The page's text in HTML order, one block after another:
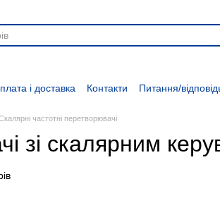
і доставка Контакти Питання/
Блог Політика конфіденційності
частотні перетворювачі
зі скалярним